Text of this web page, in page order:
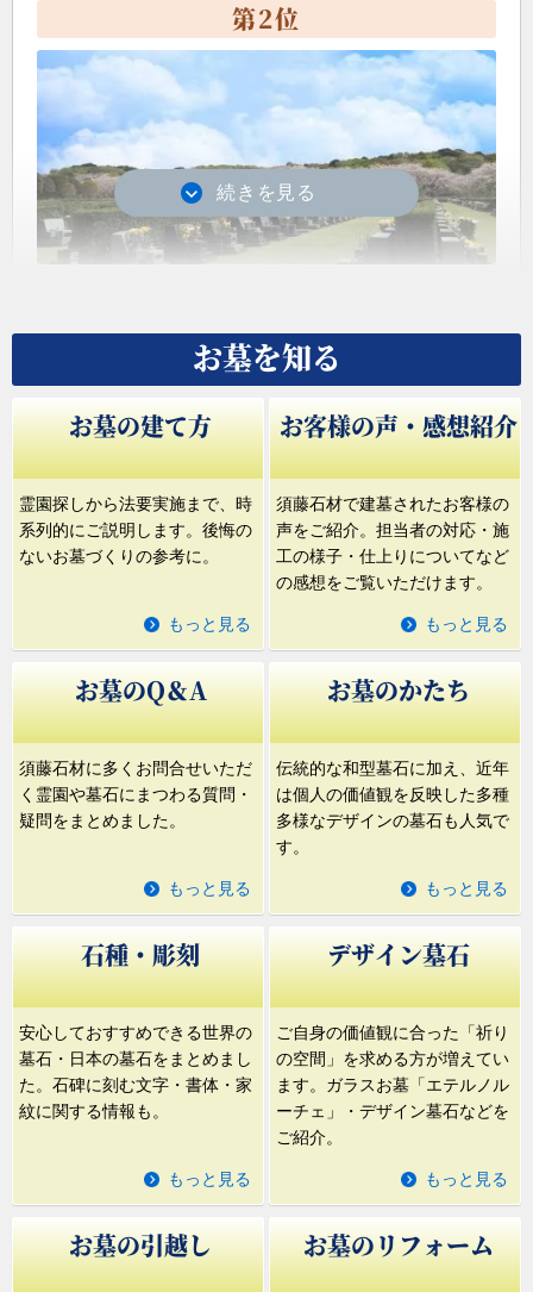
船橋森林霊園
2023年11月 千葉県船橋市の公園墓地に永代供養墓
ALTER (オルタ) 販売開始！
緑豊かなやすらぎの聖地、船橋エリア最大級の明る
い霊域です。
第2位
さいたま市思い出の里市営霊園 建墓工事・リフォ
ーム工事 ご相談受付中！
第3位
鎌倉霊園
朝比奈峠の丘陵に広大な敷地を有する格式ある公園
墓地です。遠景の霊峰富士と相まみえる様は、聖域
にふさわしい荘厳さを感じさせます。
第4位
聖地霊園未来
お墓を知る
お墓の建て方
霊園探しから法要実施まで、時
系列的にご説明します。後悔の
ないお墓づくりの参考に。
もっと見る
お客様の声・感想紹介
須藤石材で建墓されたお客様の
声をご紹介。担当者の対応・施
工の様子・仕上りについてなど
の感想をご覧いただけます。
もっと見る
お墓のQ＆A
須藤石材に多くお問合せいただ
く霊園や墓石にまつわる質問・
疑問をまとめました。
もっと見る
お墓のかたち
伝統的な和型墓石に加え、近年
は個人の価値観を反映した多種
多様なデザインの墓石も人気で
す。
もっと見る
石種・彫刻
安心しておすすめできる世界の
墓石・日本の墓石をまとめまし
た。石碑に刻む文字・書体・家
紋に関する情報も。
もっと見る
デザイン墓石
ご自身の価値観に合った「祈り
の空間」を求める方が増えてい
ます。ガラスお墓「エテルノル
ーチェ」・デザイン墓石などを
ご紹介。
もっと見る
お墓の引越し お墓のリフォーム